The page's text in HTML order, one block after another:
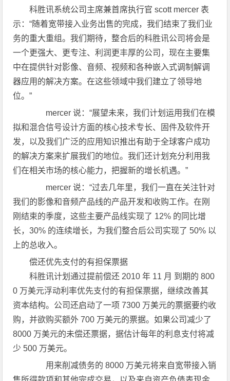
科胜讯系统公司主席兼首席执行官 scott mercer 表
示：“随着宽带接入业务出售的完成，我们结束了我们业
务的重大重组。我们期待，整合后的科胜讯公司将会是
一个更强大、更专注、利润更丰厚的公司，现在主要集
中在提供针对影像、音频、视频和各种嵌入式调制解调
器应用的解决方案。在这些领域中我们建立了领导地
位。”
mercer 说：“展望未来，我们计划运用我们在模
拟和混合信号设计方面的核心技术专长、固件及软件开
发，以及我们广泛的应用知识推出有助于全球客户成功
的解决方案来扩展我们的地位。我们还计划充分利用我
们在相关市场的核心能力，把握新的增长机遇。”
mercer 说：“过去几年里，我们一直在关注针对
我们的影像和音频产品线的产品开发和收购工作。在刚
刚结束的季度，这些主要产品线实现了 12% 的同比增
长，30% 的连续增长，为我们整合后公司实现了 50% 以
上的总收入。
偿还优先支付的有担保票据
科胜讯计划通过提前偿还 2010 年 11 月 到期的 800
0 万美元浮动利率优先支付的有担保票据，继续改善其
资本结构。公司还启动了一项 7300 万美元的票据要约收
购，并欲购买额外 700 万美元的票据。如果公司减少了
8000 万美元的未偿还票据，据估计每年的利息支付将减
少 500 万美元。
用来削减债务的 8000 万美元将来自宽带接入销